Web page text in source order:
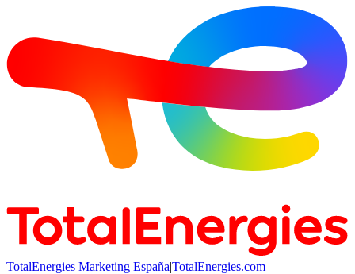
TotalEnergies Marketing España|TotalEnergies.com